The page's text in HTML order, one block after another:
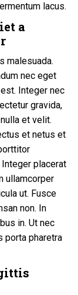
lacus.
a
malesuada.
nec eget
Integer nec
gravida,
et velit.
et netus et
placerat
ullamcorper
ut. Fusce
non. In
in. Ut nec
porta pharetra